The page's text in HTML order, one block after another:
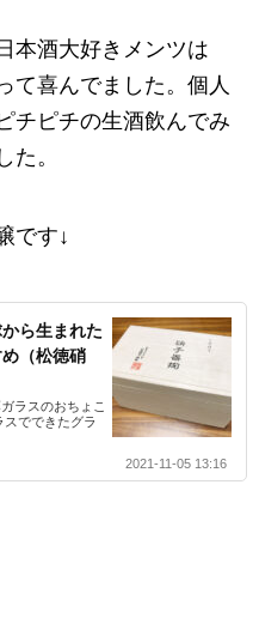
本酒大好きメンツは
て喜んでました。個人
チピチの生酒飲んでみ
た。
です↓
ら生まれた
（松徳硝
ラスのおちょこ
でできたグラ
2021-11-05 13:16